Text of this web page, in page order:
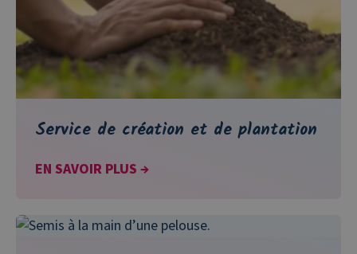
Service de création et de plantation
EN SAVOIR PLUS →